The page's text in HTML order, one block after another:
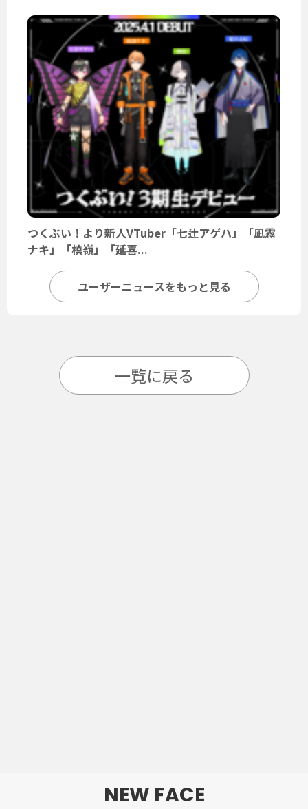
つくぶい！より新人VTuber「七辻アゲハ」「凪霧
ナキ」「槙嶺」「延喜...
ユーザーニュースをもっと見る
一覧に戻る
NEW FACE